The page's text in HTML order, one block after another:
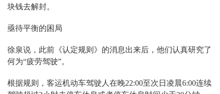
块钱去解封。
亟待平衡的困局
徐泉说，此前《认定规则》的消息出来后，他们认真研究了
何为“疲劳驾驶”。
根据规则，客运机动车驾驶人在晚22:00至次日凌晨6:00连续